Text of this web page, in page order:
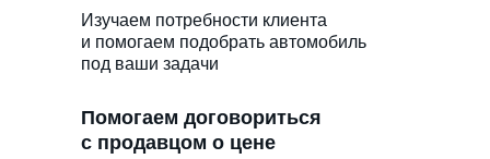
Помогаем договориться
с продавцом о цене
Изучаем потребности клиента
и помогаем подобрать автомобиль
под ваши задачи